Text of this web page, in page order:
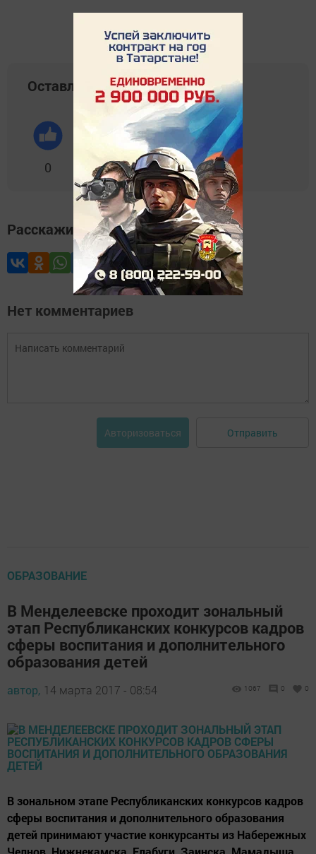
Оставляйте реакции
0 0 0 0 0
Расскажите друзьям
Нет комментариев
Авторизоваться Отправить
ОБРАЗОВАНИЕ
В Менделеевске проходит зональный
этап Республиканских конкурсов кадров
сферы воспитания и дополнительного
образования детей
автор, 14 марта 2017 - 08:54 1067 0 0
В зональном этапе Республиканских конкурсов кадров
сферы воспитания и дополнительного образования
детей принимают участие конкурсанты из Набережных